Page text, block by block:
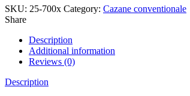
SKU: 25-700x Category: Cazane conventionale
Share
Description
Additional information
Reviews (0)
Description